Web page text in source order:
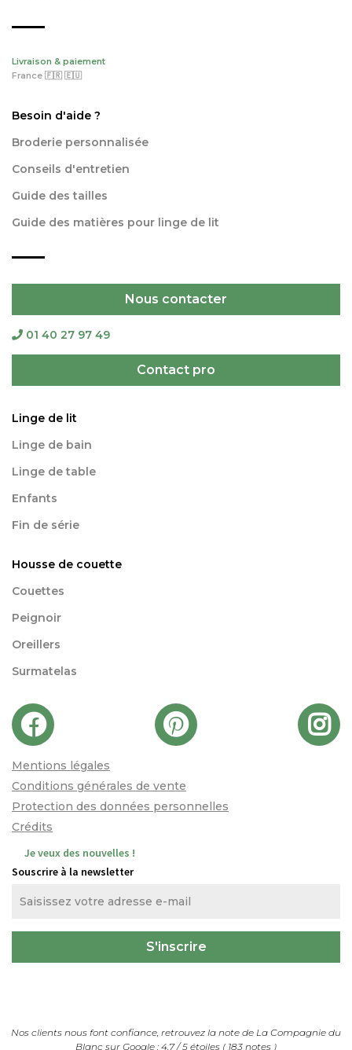
Livraison & paiement
France 🇫🇷 🇪🇺
Besoin d'aide ?
Broderie personnalisée
Conseils d'entretien
Guide des tailles
Guide des matières pour linge de lit
Nous contacter
01 40 27 97 49
Contact pro
Linge de lit
Linge de bain
Linge de table
Enfants
Fin de série
Housse de couette
Couettes
Peignoir
Oreillers
Surmatelas
Mentions légales
Conditions générales de vente
Protection des données personnelles
Crédits
Je veux des nouvelles !
Souscrire à la newsletter
Nos clients nous font confiance, retrouvez la note de La Compagnie du
Blanc sur Google : 4.7/5 étoiles ( 183 notes )